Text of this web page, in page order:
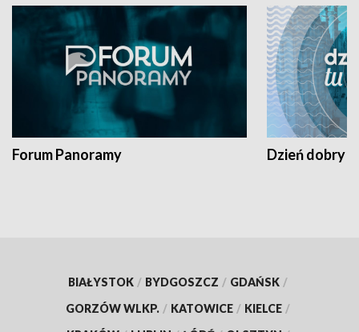
Forum Panoramy Dzień dobry
BIAŁYSTOK / BYDGOSZCZ / GDAŃSK /
GORZÓW WLKP. / KATOWICE / KIELCE /